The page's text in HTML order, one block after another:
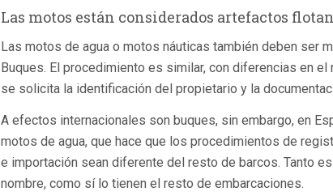
Las motos están considerados artefactos
Las motos de agua o motos náuticas también deben ser
Buques. El procedimiento es similar, con diferencias en
se solicita la identificación del propietario y la
A efectos internacionales son buques, sin embargo, en
motos de agua, que hace que los procedimientos de
e importación sean diferente del resto de barcos. Tanto
nombre, como sí lo tienen el resto de embarcaciones.